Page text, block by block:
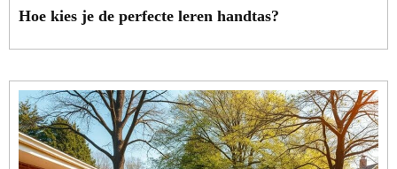
Hoe kies je de perfecte leren handtas?